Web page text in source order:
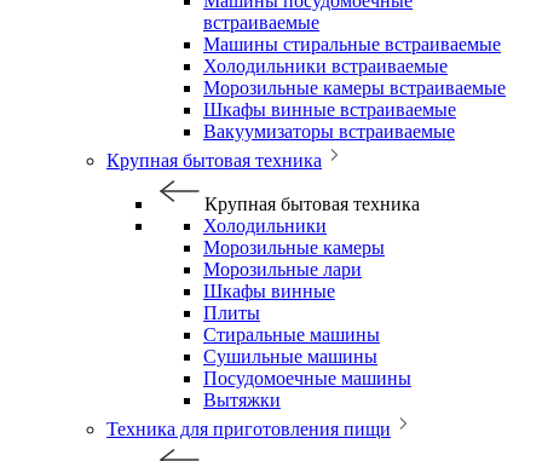
встраиваемые
Машины стиральные встраиваемые
Холодильники встраиваемые
Морозильные камеры встраиваемые
Шкафы винные встраиваемые
Вакуумизаторы встраиваемые
Крупная бытовая техника
Крупная бытовая техника
Холодильники
Морозильные камеры
Морозильные лари
Шкафы винные
Плиты
Стиральные машины
Сушильные машины
Посудомоечные машины
Вытяжки
Техника для приготовления пищи